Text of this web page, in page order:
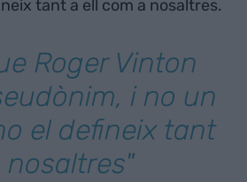
tant a ell com a nosaltres.
Roger Vinton
i no un
el defineix tant
nosaltres"